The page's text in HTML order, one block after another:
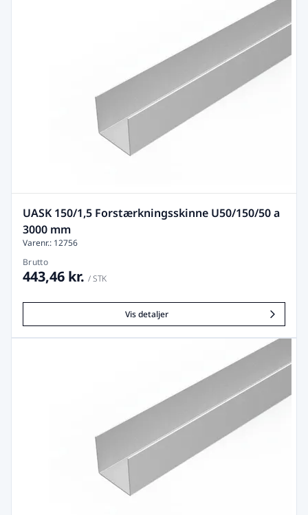
UASK 150/1,5 Forstærkningsskinne U50/150/50 a
3000 mm
Varenr.: 12756
Brutto
443,46 kr. / STK
Vis detaljer